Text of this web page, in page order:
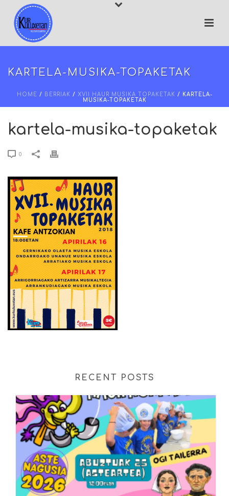
KARTELA-MUSIKA-TOPAKETAK
HOME / BERRIAK / XVII HAUR MUSIKA TOPAKETAK / KARTELA-
MUSIKA-TOPAKETAK
kartela-musika-topaketak
0
RECENT POSTS